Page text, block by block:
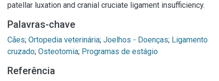
patellar luxation and cranial cruciate ligament insufficiency.
Palavras-chave
Cães; Ortopedia veterinária; Joelhos - Doenças; Ligamento
cruzado; Osteotomia; Programas de estágio
Referência